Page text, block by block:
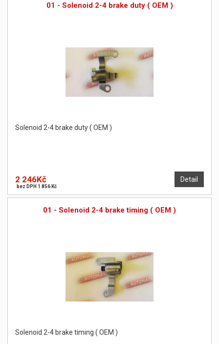
01 - Solenoid 2-4 brake duty ( OEM )
Solenoid 2-4 brake duty ( OEM )
Detail
2 246Kč
bez DPH 1 856 Kč
01 - Solenoid 2-4 brake timing ( OEM )
Solenoid 2-4 brake timing ( OEM )